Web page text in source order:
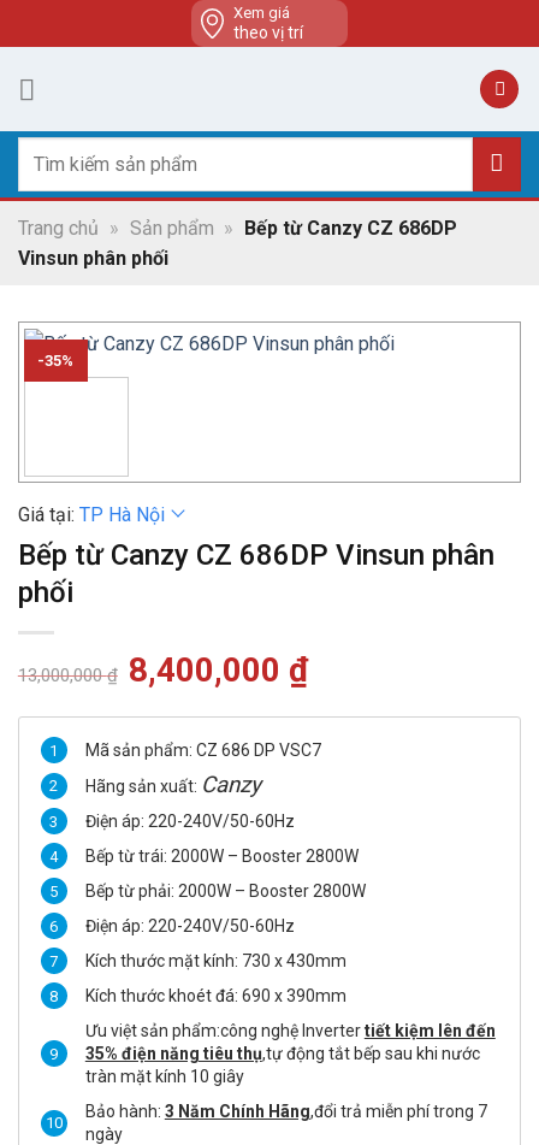
to
content
Xem giá
theo vị trí
kiếm:
Trang chủ » Sản phẩm » Bếp từ Canzy CZ 686DP
Vinsun phân phối
-35%
Giá tại: TP Hà Nội
Bếp từ Canzy CZ 686DP Vinsun phân
phối
13,000,000₫ Giá
gốc
8,400,000 ₫Giá
8,400,000 ₫.
Mã sản phẩm: CZ 686 DP VSC7
Hãng sản xuất: Canzy
Điện áp: 220-240V/50-60Hz
Bếp từ trái: 2000W – Booster 2800W
Bếp từ phải: 2000W – Booster 2800W
Điện áp: 220-240V/50-60Hz
Kích thước mặt kính: 730 x 430mm
Kích thước khoét đá: 690 x 390mm
Ưu việt sản phẩm:công nghệ Invertertiết kiệm lên đến
35% điện năng tiêu thụ,tự động tắt bếp sau khi nước
tràn mặt kính 10 giây
Bảo hành: 3 Năm Chính Hãng,đổi trả miễn phí trong 7
ngày